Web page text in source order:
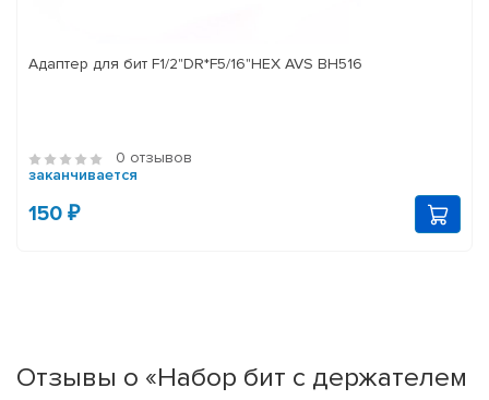
Адаптер для бит F1/2"DR*F5/16"HEX AVS BH516
0 отзывов
заканчивается
150 ₽
Отзывы о «Набор бит с держателем